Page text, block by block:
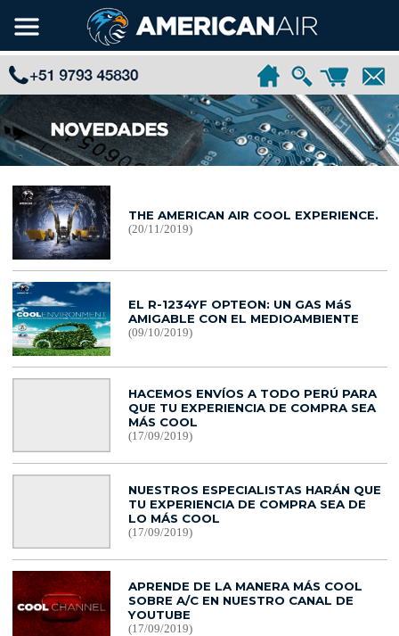
THE AMERICAN AIR COOL EXPERIENCE.
(20/11/2019)
EL R-1234YF OPTEON: UN GAS MáS
AMIGABLE CON EL MEDIOAMBIENTE
(09/10/2019)
HACEMOS ENVÍOS A TODO PERÚ PARA
QUE TU EXPERIENCIA DE COMPRA SEA
MÁS COOL
(17/09/2019)
NUESTROS ESPECIALISTAS HARÁN QUE
TU EXPERIENCIA DE COMPRA SEA DE
LO MÁS COOL
(17/09/2019)
APRENDE DE LA MANERA MÁS COOL
SOBRE A/C EN NUESTRO CANAL DE
YOUTUBE
(17/09/2019)